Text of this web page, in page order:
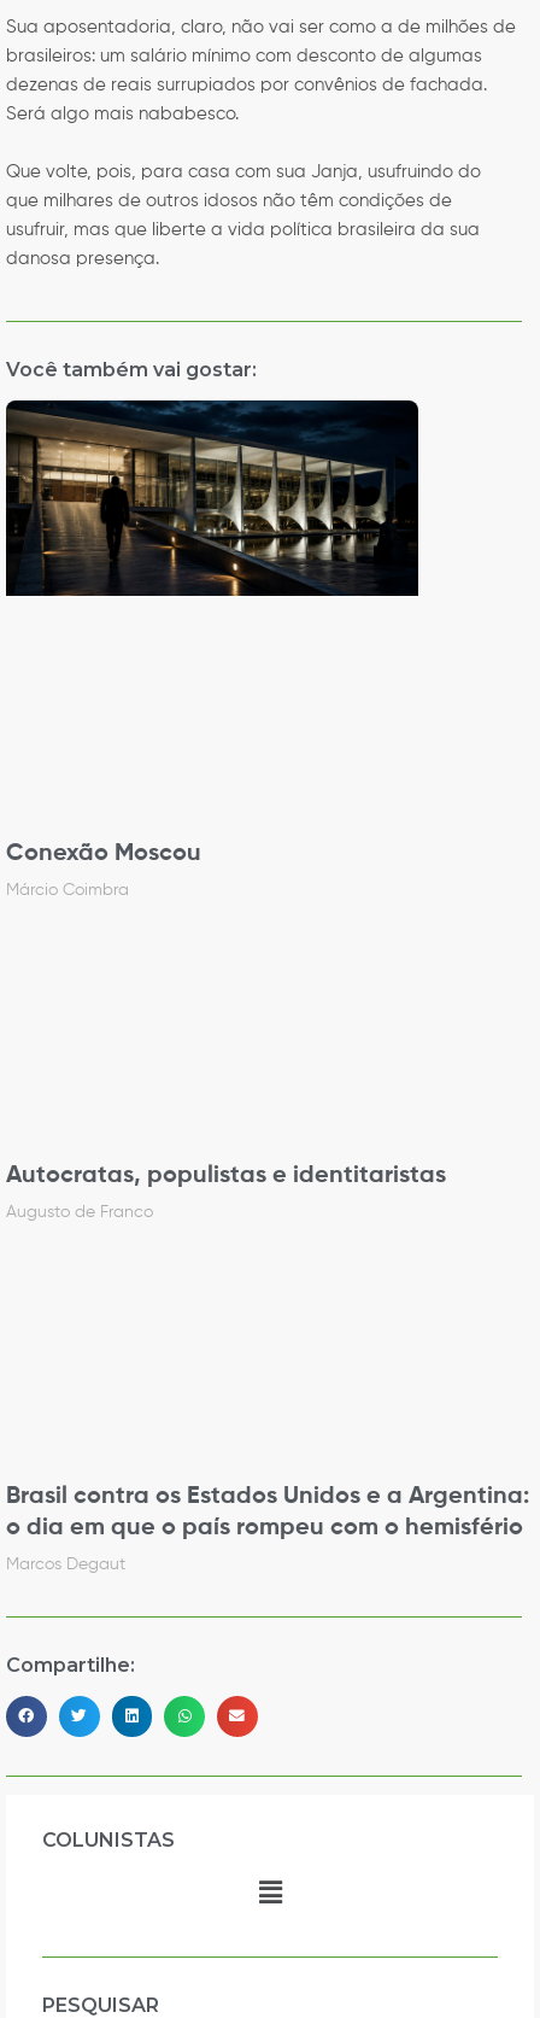
Sua aposentadoria, claro, não vai ser como a de milhões de
brasileiros: um salário mínimo com desconto de algumas
dezenas de reais surrupiados por convênios de fachada.
Será algo mais nababesco.
Que volte, pois, para casa com sua Janja, usufruindo do
que milhares de outros idosos não têm condições de
usufruir, mas que liberte a vida política brasileira da sua
danosa presença.
Você também vai gostar:
Conexão Moscou
Márcio Coimbra
Autocratas, populistas e identitaristas
Augusto de Franco
Brasil contra os Estados Unidos e a Argentina:
o dia em que o país rompeu com o hemisfério
Marcos Degaut
Compartilhe:
COLUNISTAS
PESQUISAR